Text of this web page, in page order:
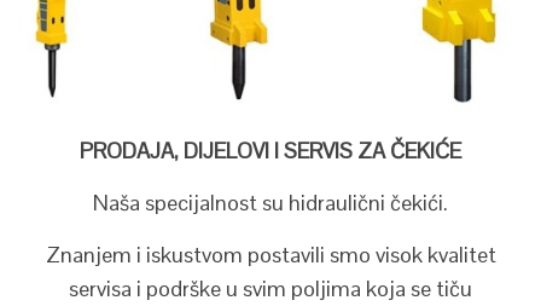
PRODAJA, DIJELOVI I SERVIS ZA ČEKIĆE
Naša specijalnost su hidraulični čekići.
Znanjem i iskustvom postavili smo visok kvalitet
servisa i podrške u svim poljima koja se tiču